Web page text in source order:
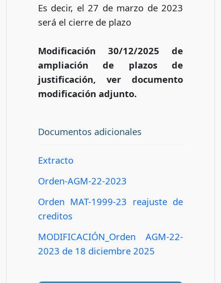
Es decir, el 27 de marzo de 2023
será el cierre de plazo
Modificación 30/12/2025 de
ampliación de plazos de
justificación, ver documento
modificación adjunto.
Documentos adicionales
Extracto
Orden-AGM-22-2023
Orden MAT-1999-23 reajuste de
creditos
MODIFICACIÓN_Orden AGM-22-
2023 de 18 diciembre 2025